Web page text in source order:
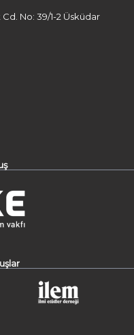
No: 39/1-2 Üsküdar